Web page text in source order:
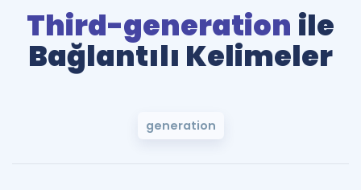
Third-generation ile
Bağlantılı Kelimeler
generation